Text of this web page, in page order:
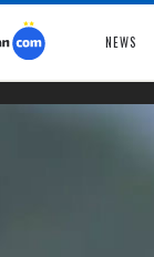
NEWS